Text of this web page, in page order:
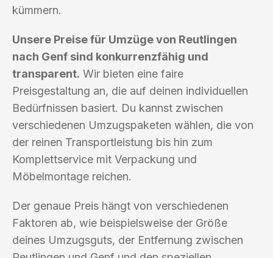
kümmern.
Unsere Preise für Umzüge von Reutlingen
nach Genf sind konkurrenzfähig und
transparent. Wir bieten eine faire
Preisgestaltung an, die auf deinen individuellen
Bedürfnissen basiert. Du kannst zwischen
verschiedenen Umzugspaketen wählen, die von
der reinen Transportleistung bis hin zum
Komplettservice mit Verpackung und
Möbelmontage reichen.
Der genaue Preis hängt von verschiedenen
Faktoren ab, wie beispielsweise der Größe
deines Umzugsguts, der Entfernung zwischen